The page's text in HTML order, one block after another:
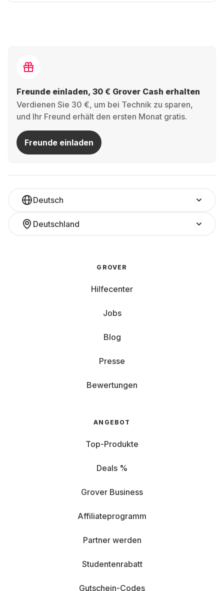
Freunde einladen, 30 € Grover Cash erhalten
Verdienen Sie 30 €, um bei Technik zu sparen,
und Ihr Freund erhält den ersten Monat gratis.
Freunde einladen
Deutsch
Deutschland
GROVER
Hilfecenter
Jobs
Blog
Presse
Bewertungen
ANGEBOT
Top-Produkte
Deals %
Grover Business
Affiliateprogramm
Partner werden
Studentenrabatt
Gutschein-Codes